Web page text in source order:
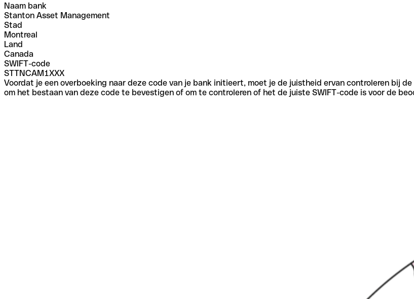
Naam bank
Stanton Asset Management
Stad
Montreal
Land
Canada
SWIFT-code
STTNCAM1XXX
Voordat je een overboeking naar deze code van je bank initieert, moet je de juistheid ervan controleren bij
om het bestaan van deze code te bevestigen of om te controleren of het de juiste SWIFT-code is voor de